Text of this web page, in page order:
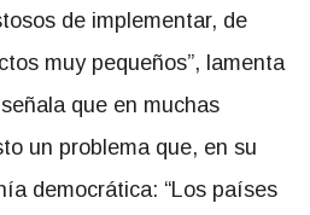
de implementar, de
muy pequeños”, lamenta
que en muchas
un problema que, en su
democrática: “Los países